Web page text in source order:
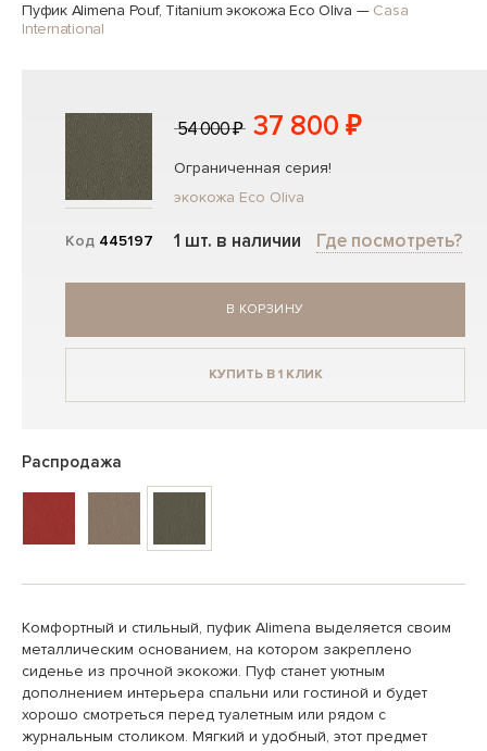
Пуфик Alimena Pouf, Titanium экокожа Eco Oliva — Casa
International
Код 445197
54 000 ₽ 37 800 ₽
Ограниченная серия!
экокожа Eco Oliva
1 шт. в наличии Где посмотреть?
В КОРЗИНУ
КУПИТЬ В 1 КЛИК
Распродажа
Комфортный и стильный, пуфик Alimena выделяется своим
металлическим основанием, на котором закреплено
сиденье из прочной экокожи. Пуф станет уютным
дополнением интерьера спальни или гостиной и будет
хорошо смотреться перед туалетным или рядом с
журнальным столиком. Мягкий и удобный, этот предмет